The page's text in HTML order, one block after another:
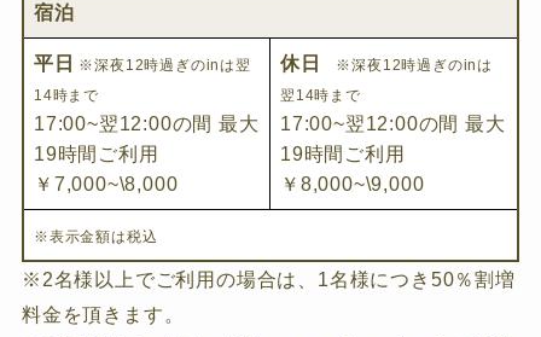
宿泊
平日 ※深夜12時過ぎのinは翌
14時まで
17:00~翌12:00の間 最大
19時間ご利用
￥7,000~\8,000
休日
※深夜12時過ぎのinは
翌14時まで
17:00~翌12:00の間 最大
19時間ご利用
￥8,000~\9,000
※表示金額は税込
※2名様以上でご利用の場合は、1名様につき50％割増
料金を頂きます。